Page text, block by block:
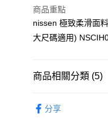
AlipayHK
PayMe
商品重點
nissen 極致柔滑面
大尺碼適用)
商品相關分類 (5)
分享